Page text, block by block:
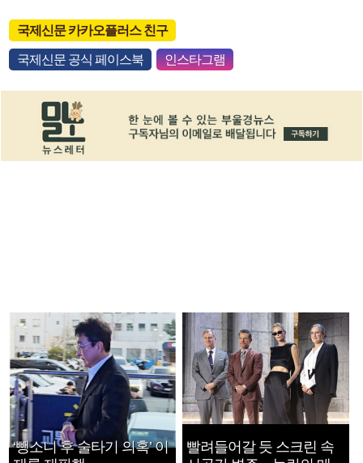
국제신문 카카오플러스 친구
국제신문 공식 페이스북 인스타그램
‘뺑소니 후 술타기 의혹’ 이
빨려들어갈 듯 스크린 속